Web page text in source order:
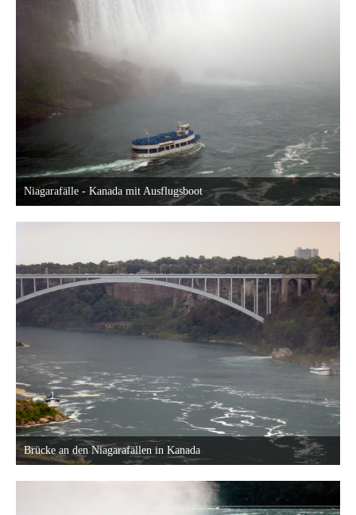
Niagarafälle - Kanada mit Ausflugsboot
30. Mai 2015 um 22:58
Brücke an den Niagarafällen in Kanada
30. Mai 2015 um 22:58